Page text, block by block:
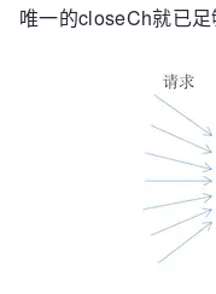
唯一的closeCh就已足